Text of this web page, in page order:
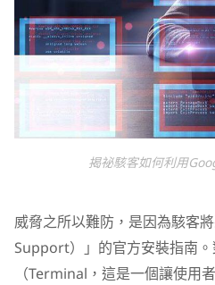
揭祕駭客如何利用
威脅之所以難防，是因為駭客
Support）」的官方安裝指南。
（Terminal，這是一個讓使用